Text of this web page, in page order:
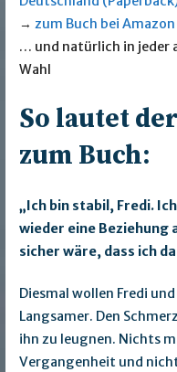
→ zum Buch bei
… und natürlich in jeder
Wahl
So lautet
zum Buch:
„Ich bin stabil, Fredi.
wieder eine Beziehung
sicher wäre, dass ich
Diesmal wollen Fredi
Langsamer. Den
ihn zu leugnen. Nichts
Vergangenheit und